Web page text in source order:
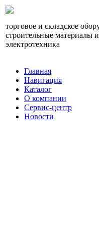
торговое и складское
строительные материалы
электротехника
Главная
Навигация
Каталог
О компании
Сервис-центр
Новости